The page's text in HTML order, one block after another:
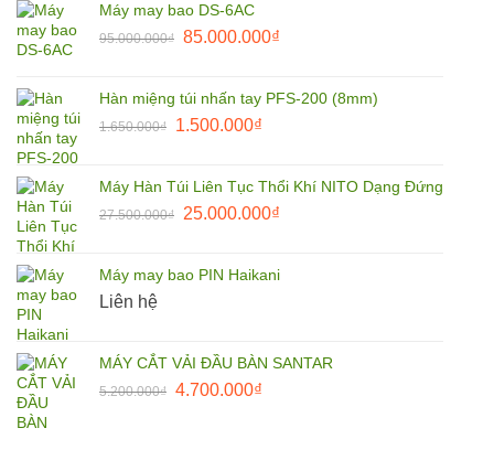
110.000.000₫.
Máy may bao DS-6AC
95.000.000₫ Giá
95.000.000₫.
85.000.000₫Giá
là:
Hàn miệng túi nhấn tay PFS-200 (8mm)
1.650.000₫
Giá
1.650.000₫.
1.500.000₫Giá
là:
1.500.000₫.
Máy Hàn Túi Liên Tục Thổi Khí NITO Dạng Đứng
27.500.000₫
Giá
27.500.000₫.
25.000.000₫Giá
là:
Máy may bao PIN Haikani
Liên hệ
MÁY CẮT VẢI ĐẦU BÀN SANTAR
5.200.000₫ Giá
4.700.000₫Giá